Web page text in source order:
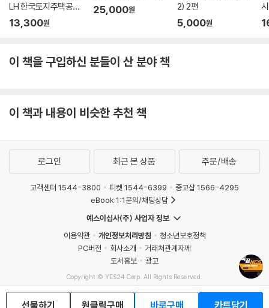
LH 한국토지주택공사
사무직 NCS&전공 실
13,300원
25,000원
2) 2편
5,000원
이 책을 구입하신 분들이 산 분야 책
이 책과 내용이 비슷한 추천 책
선물하기 원클릭구매 바로구매 카트담기
로그인 최근 본 상품 주문/배송
고객센터 1544-3800 티켓 1544-6399
중고샵 1566-4295
eBook 1:1문의/채팅상담
예스이십사(주) 사업자 정보
이용약관
개인정보처리방침
청소년보호정책
PC버전
회사소개
거래처관계자께
도서홍보
광고
Copyright © YES24 Corp. All Rights Reserved.